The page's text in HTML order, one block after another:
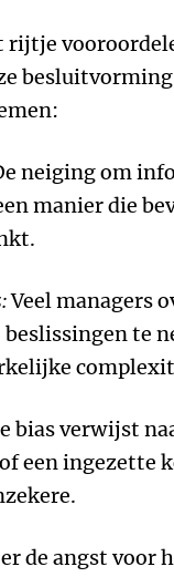
rijtje
neiging om
manier die
Veel managers
te
bias verwijst
een ingezette
de angst voor